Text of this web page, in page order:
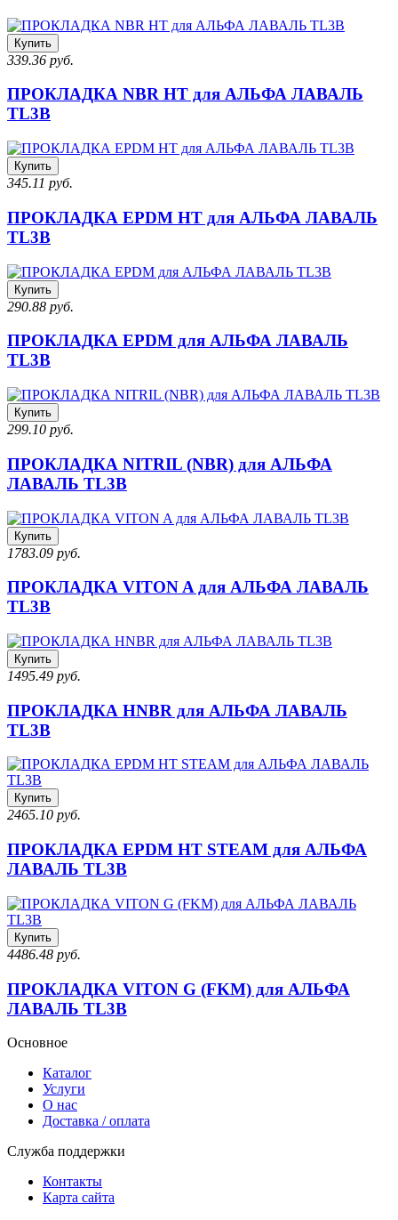
Купить
339.36 руб.
ПРОКЛАДКА NBR HT для АЛЬФА ЛАВАЛЬ
TL3B
Купить
345.11 руб.
ПРОКЛАДКА EPDM HT для АЛЬФА ЛАВАЛЬ
TL3B
Купить
290.88 руб.
ПРОКЛАДКА EPDM для АЛЬФА ЛАВАЛЬ
TL3B
Купить
299.10 руб.
ПРОКЛАДКА NITRIL (NBR) для АЛЬФА
ЛАВАЛЬ TL3B
Купить
1783.09 руб.
ПРОКЛАДКА VITON A для АЛЬФА ЛАВАЛЬ
TL3B
Купить
1495.49 руб.
ПРОКЛАДКА HNBR для АЛЬФА ЛАВАЛЬ
TL3B
Купить
2465.10 руб.
ПРОКЛАДКА EPDM HT STEAM для АЛЬФА
ЛАВАЛЬ TL3B
Купить
4486.48 руб.
ПРОКЛАДКА VITON G (FKM) для АЛЬФА
ЛАВАЛЬ TL3B
Основное
Каталог
Услуги
О нас
Доставка / оплата
Служба поддержки
Контакты
Карта сайта